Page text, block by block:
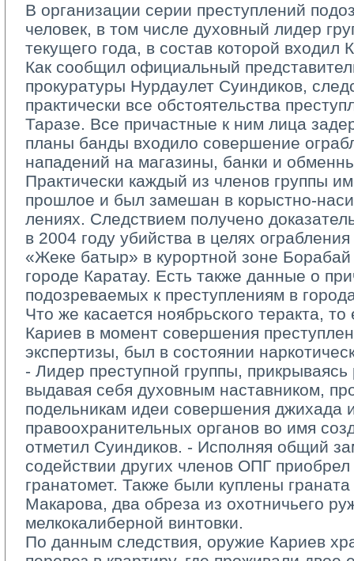
В организации серии преступлений
человек, в том числе духовный лидер
текущего года, в состав которой входил
Как сообщил официальный
прокуратуры Нурдаулет Суиндиков,
практически все обстоятельства
Таразе. Все причастные к ним лица
планы банды входило совершение
нападений на магазины, банки и
Практически каждый из членов группы
прошлое и был замешан в корыстно-
лениях. Следствием получено
в 2004 году убийства в целях
«Жеке батыр» в курортной зоне
городе Каратау. Есть также данные о
подозреваемых к преступлениям в
Что же касается ноябрьского теракта,
Кариев в момент совершения
экспертизы, был в состоянии
- Лидер преступной группы,
выдавая себя духовным наставником,
подельникам идеи совершения джихада
правоохранительных органов во имя
отметил Суиндиков. - Исполняя общий
содействии других членов ОПГ
гранатомет. Также были куплены
Макарова, два обреза из охотничьего
мелкокалиберной винтовки.
По данным следствия, оружие Кариев